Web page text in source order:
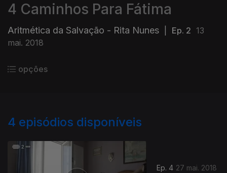
4 Caminhos Para Fátima
Aritmética da Salvação - Rita Nunes Ep. 2 13
mai. 2018
opções
4 episódios disponíveis
Ep. 4 27 mai. 2018